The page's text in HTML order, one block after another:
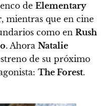
de Elementary
, mientras que en cine
como en Rush
. Ahora Natalie
de su próximo
The Forest.